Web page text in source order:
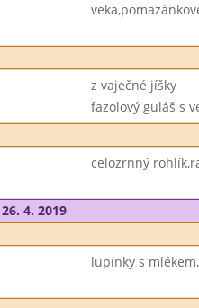
z vaječné jíšky
fazolový guláš s
celozrnný
4. 2019
lupínky s